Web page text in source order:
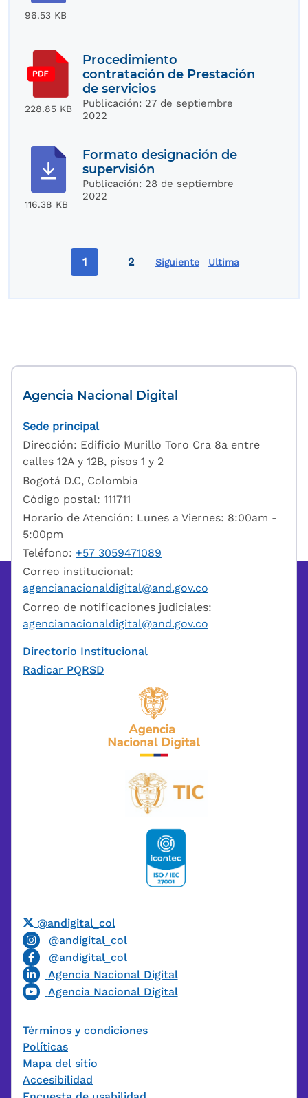
96.53 KB
228.85 KB
Procedimiento
contratación de Prestación
de servicios
Publicación: 27 de septiembre
2022
116.38 KB
Formato designación de
supervisión
Publicación: 28 de septiembre
2022
Página actual
1
Page
2 Siguiente
Última página
Ultima
Agencia Nacional Digital
Sede principal
Dirección: Edificio Murillo Toro Cra 8a entre
calles 12A y 12B, pisos 1 y 2
Bogotá D.C, Colombia
Código postal: 111711
Horario de Atención: Lunes a Viernes: 8:00am -
5:00pm
Teléfono: +57 3059471089
Correo institucional:
agencianacionaldigital@and.gov.co
Correo de notificaciones judiciales:
agencianacionaldigital@and.gov.co
Directorio Institucional
Radicar PQRSD
@andigital_col
@andigital_col
@andigital_col
Agencia Nacional Digital
Agencia Nacional Digital
Términos y condiciones
Políticas
Mapa del sitio
Accesibilidad